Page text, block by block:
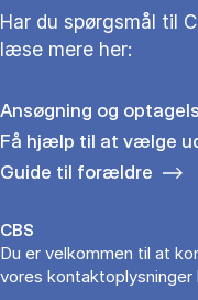
Har du spørgsmål til
læse mere her:
Ansøgning og
Få hjælp til at vælge
Guide til forældre
CBS
Du er velkommen til at
vores kontaktoplysninger